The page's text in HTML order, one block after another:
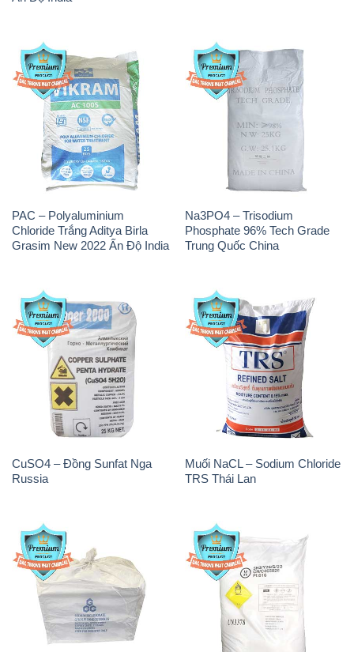
PAC – Polyaluminium
Chloride Trắng Aditya Birla
Grasim New 2022 Ấn Độ India
Phosphate 96% Tech Grade
Trung Quốc China
CuSO4 – Đồng Sunfat Nga
Muối NaCL – Sodium Chloride
TRS Thái Lan
Sodium Bicarbonate – Bicar
NaHCO3 Food Grade 3 Chữ
GGG Bao Jumbo ( Bành )
Trung Quốc China
Sodium Percarbonate Dạng
Bột Trung Quốc China